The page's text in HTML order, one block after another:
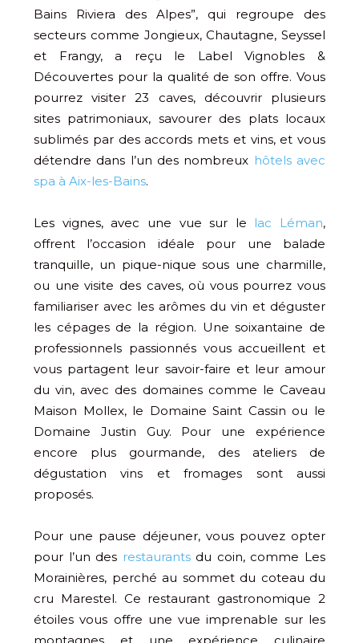
Bains Riviera des Alpes”, qui regroupe des
secteurs comme Jongieux, Chautagne, Seyssel
et Frangy, a reçu le Label Vignobles &
Découvertes pour la qualité de son offre. Vous
pourrez visiter 23 caves, découvrir plusieurs
sites patrimoniaux, savourer des plats locaux
sublimés par des accords mets et vins, et vous
détendre dans l’un des nombreux hôtels avec
spa à Aix-les-Bains.
Les vignes, avec une vue sur le lac Léman,
offrent l’occasion idéale pour une balade
tranquille, un pique-nique sous une charmille,
ou une visite des caves, où vous pourrez vous
familiariser avec les arômes du vin et déguster
les cépages de la région. Une soixantaine de
professionnels passionnés vous accueillent et
vous partagent leur savoir-faire et leur amour
du vin, avec des domaines comme le Caveau
Maison Mollex, le Domaine Saint Cassin ou le
Domaine Justin Guy. Pour une expérience
encore plus gourmande, des ateliers de
dégustation vins et fromages sont aussi
proposés.
Pour une pause déjeuner, vous pouvez opter
pour l’un des restaurantsdu coin, comme Les
Morainières, perché au sommet du coteau du
cru Marestel. Ce restaurant gastronomique 2
étoiles vous offre une vue imprenable sur les